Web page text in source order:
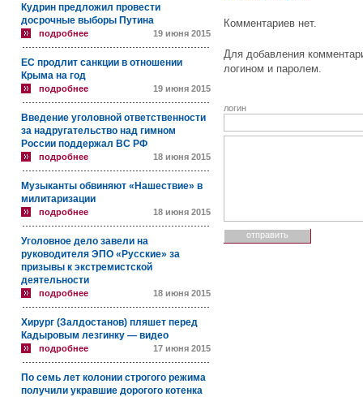
Кудрин предложил провести
досрочные выборы Путина
подробнее 19 июня 2015
ЕС продлит санкции в отношении
Крыма на год
подробнее 19 июня 2015
Введение уголовной ответственности
за надругательство над гимном
России поддержал ВС РФ
подробнее 18 июня 2015
Музыканты обвиняют «Нашествие» в
милитаризации
подробнее 18 июня 2015
Уголовное дело завели на
руководителя ЭПО «Русские» за
призывы к экстремистской
деятельности
подробнее 18 июня 2015
Хирург (Залдостанов) пляшет перед
Кадыровым лезгинку — видео
подробнее 17 июня 2015
По семь лет колонии строгого режима
получили укравшие дорогого котенка
Комментариев нет.
Для добавления
логином и паролем.
логин